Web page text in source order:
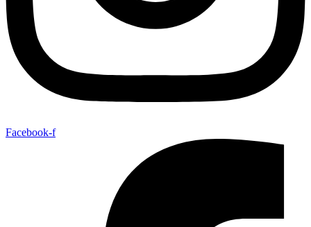
Facebook-f